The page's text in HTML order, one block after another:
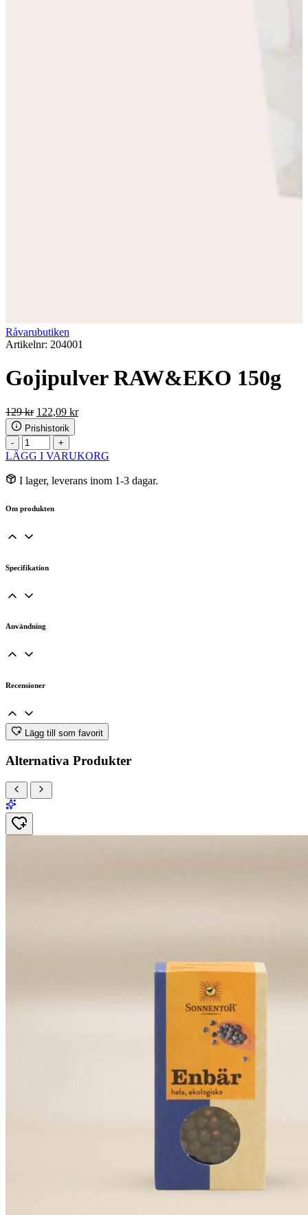
Råvarubutiken
Artikelnr: 204001
Gojipulver RAW&EKO 150g
129kr Det
ursprungliga
priset
var:
129 kr.
122,09 krDet
122,09 kr.
Prishistorik
-
Gojipulver
RAW&EKO
mängd
+
LÄGG I VARUKORG
I lager, leverans inom 1-3 dagar.
Om produkten
Specifikation
Användning
Recensioner
Lägg till som favorit
Alternativa Produkter